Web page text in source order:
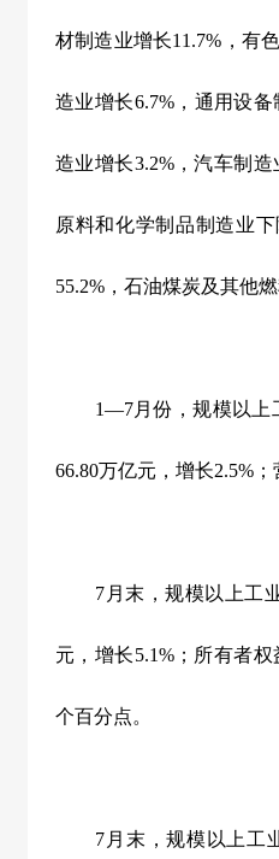
材制造业增长11.7% ，有
造业增长6.7%，通用设备
造业增长3.2%，汽车制造
原料和化学制品制造业下
55.2% ，石油煤炭及其他
1—7月份，规模以上
66.80万亿元，增长2.5%
7 月末，规模以上工
元，增长5.1%；所有者权
个百分点。
7 月末，规模以上工